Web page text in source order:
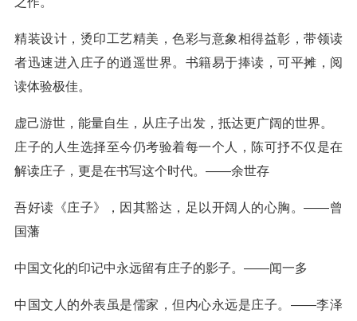
精装设计，烫印工艺精美，色彩与意象相得益彰，带领读
者迅速进入庄子的逍遥世界。书籍易于捧读，可平摊，阅
读体验极佳。
虚己游世，能量自生，从庄子出发，抵达更广阔的世界。
庄子的人生选择至今仍考验着每一个人，陈可抒不仅是在
解读庄子，更是在书写这个时代。——余世存
吾好读《庄子》，因其豁达，足以开阔人的心胸。——曾
国藩
中国文化的印记中永远留有庄子的影子。——闻一多
中国文人的外表虽是儒家，但内心永远是庄子。——李泽